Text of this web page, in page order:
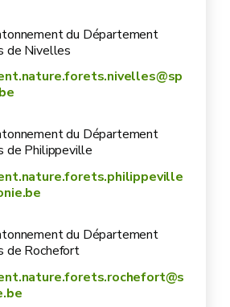
du Département
de Nivelles
du Département
de Philippeville
du Département
de Rochefort